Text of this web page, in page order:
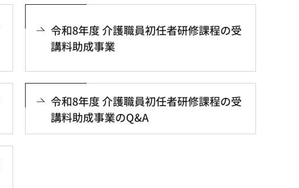
令和8年度 介護職員初任者研修課程の受
講料助成事業
令和8年度 介護職員初任者研修課程の受
講料助成事業のQ&A